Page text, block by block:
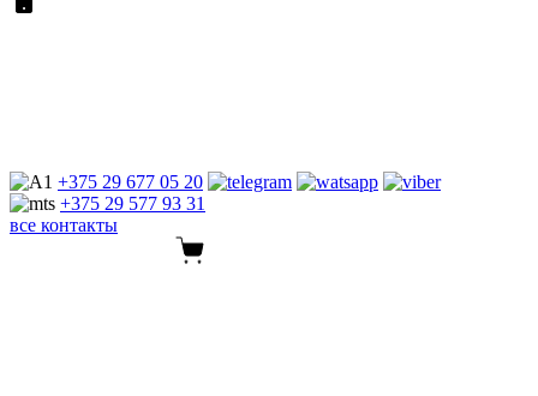
+375 29 677 05 20
+375 29 577 93 31
все контакты